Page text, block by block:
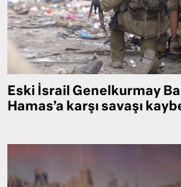
Eski İsrail Genelkurmay
Hamas’a karşı savaşı